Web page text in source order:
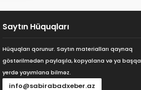
Saytın Hüquqları
Hüquqları qorunur. Saytın materialları qaynaq
göstərilmədən paylaşıla, kopyalana və ya başqa
yerdə yayımlana bilməz.
info@sabirabadxeber.az